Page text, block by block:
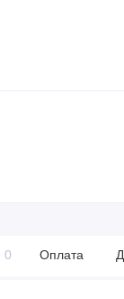
0 Оплата